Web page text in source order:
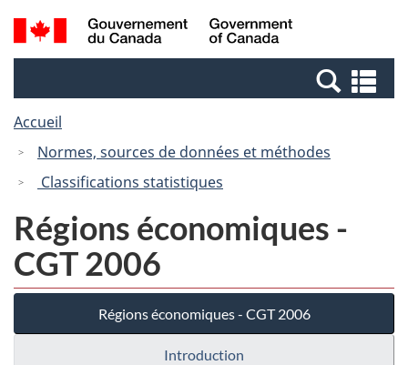
Passer
au
Passer
à
Canada
Recherche
et
et
Accueil
Normes, sources de données et méthodes
Classifications statistiques
Régions économiques -
CGT 2006
Régions économiques - CGT 2006
Introduction